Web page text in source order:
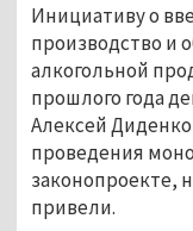
Инициативу о
производство и
алкогольной
прошлого года
Алексей
проведения
законопроекте,
привели.